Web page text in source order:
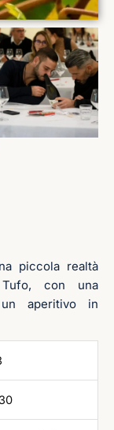
piccola realtà
con una
aperitivo in